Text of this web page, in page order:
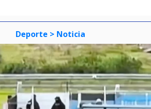
Deporte > Noticia